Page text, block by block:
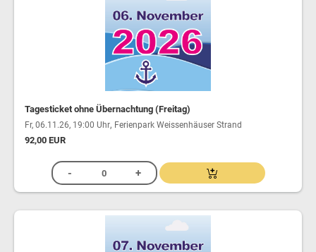
Tagesticket ohne Übernachtung (Freitag)
Fr, 06.11.26, 19:00 Uhr, Ferienpark Weissenhäuser Strand
92,00 EUR